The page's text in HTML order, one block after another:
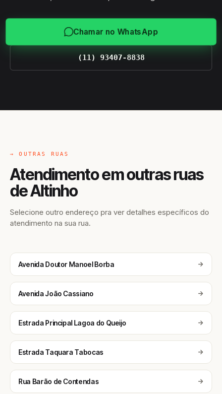
Chamar no WhatsApp
(11) 93407-8838
→ OUTRAS RUAS
Atendimento em outras ruas
de Altinho
Selecione outro endereço pra ver detalhes específicos do
atendimento na sua rua.
Avenida Doutor Manoel Borba
Avenida João Cassiano
Estrada Principal Lagoa do Queijo
Estrada Taquara Tabocas
Rua Barão de Contendas